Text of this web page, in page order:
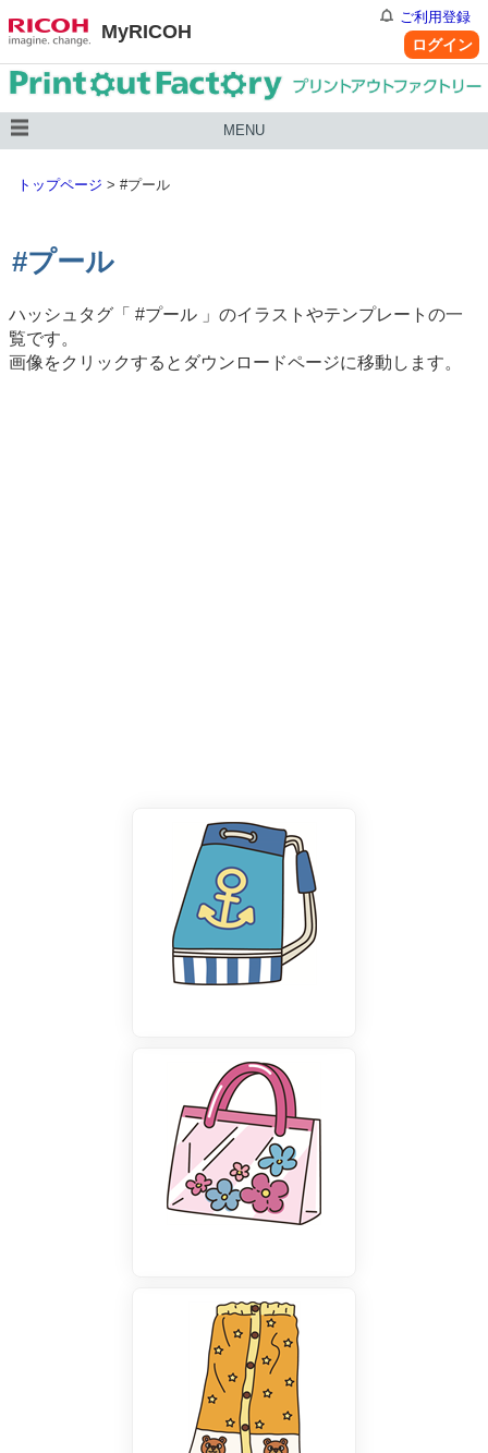
MyRICOH
ご利用登録
ログイン
MENU
トップページ > #プール
#プール
ハッシュタグ「 #プール 」のイラストやテンプレートの一
覧です。
画像をクリックするとダウンロードページに移動します。